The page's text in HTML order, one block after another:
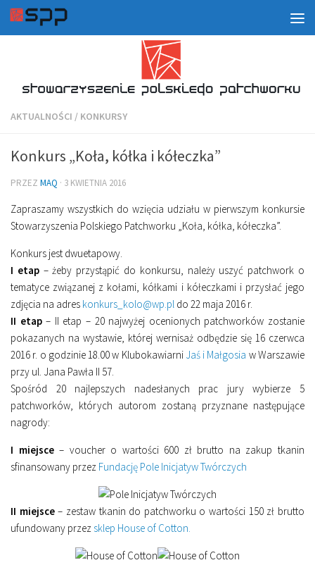
AKTUALNOŚCI / KONKURSY
Konkurs „Koła, kółka i kółeczka”
PRZEZ MAQ · 3 KWIETNIA 2016
Zapraszamy wszystkich do wzięcia udziału w pierwszym konkursie
Stowarzyszenia Polskiego Patchworku „Koła, kółka, kółeczka”.
Konkurs jest dwuetapowy.
I etap– żeby przystąpić do konkursu, należy uszyć patchwork o
tematyce związanej z kołami, kółkami i kółeczkami i przysłać jego
zdjęcia na adres konkurs_kolo@wp.pl do 22 maja 2016 r.
II etap– II etap – 20 najwyżej ocenionych patchworków zostanie
pokazanych na wystawie, której wernisaż odbędzie się 16 czerwca
2016 r. o godzinie 18.00 w Klubokawiarni Jaś i Małgosia w Warszawie
przy ul. Jana Pawła II 57.
Spośród 20 najlepszych nadesłanych prac jury wybierze 5
patchworków, których autorom zostaną przyznane następujące
nagrody:
I miejsce– voucher o wartości 600 zł brutto na zakup tkanin
sfinansowany przez Fundację Pole Inicjatyw Twórczych
II miejsce– zestaw tkanin do patchworku o wartości 150 zł brutto
ufundowany przez sklep House of Cotton.